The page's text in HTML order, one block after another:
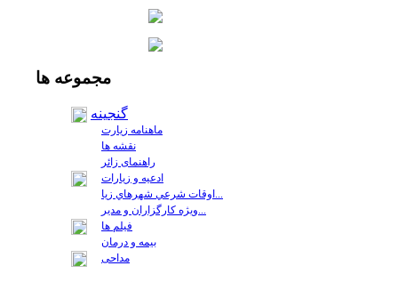
مجموعه ها
گنجینه
ماهنامه زیارت
نقشه ها
راهنمای زائر
ادعیه و زیارات
فيلم ها
بیمه و درمان
مداحی